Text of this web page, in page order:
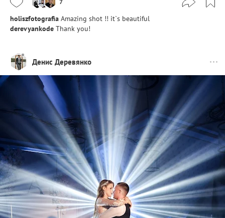
7
holiszfotografia Amazing shot !! it`s beautiful
derevyankode Thank you!
Денис Деревянко